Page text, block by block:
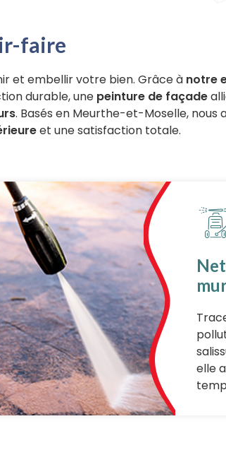
faire
et embellir votre bien. Grâce à notre
durable, une peinture de façade
. Basés en Meurthe-et-Moselle, nous
et une satisfaction totale.
elle